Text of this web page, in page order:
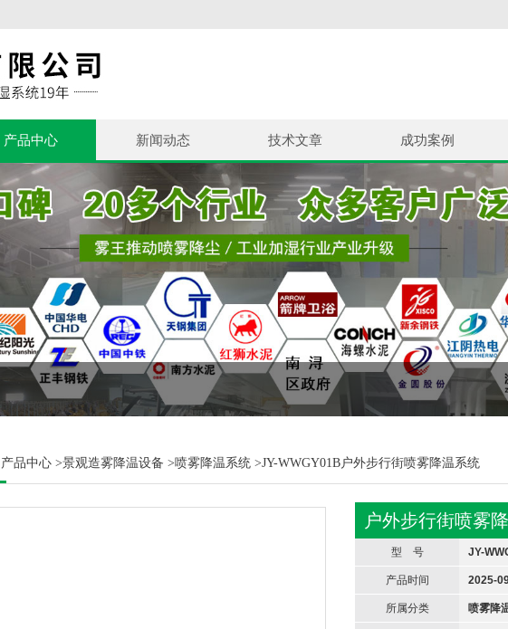
产品中心 新闻动态 技术文章 成功案例
产品中心 >景观造雾降温设备 >喷雾降温系统 >JY-WWGY01B户外步行街喷雾降温系统
户外步行街喷雾
型 号 JY-
产品时间 2025-
所属分类 喷雾降